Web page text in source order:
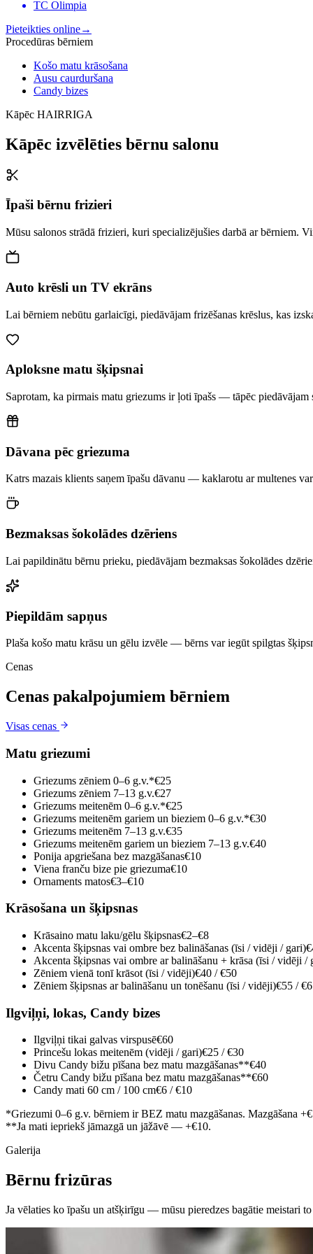
TC Olimpia
Pieteikties online→
Procedūras bērniem
Košo matu krāsošana
Ausu caurduršana
Candy bizes
Kāpēc HAIRRIGA
Kāpēc izvēlēties bērnu salonu
Īpaši bērnu frizieri
Mūsu salonos strādā frizieri, kuri specializējušies darbā ar bērniem.
Auto krēsli un TV ekrāns
Lai bērniem nebūtu garlaicīgi, piedāvājam frizēšanas krēslus, kas
Aploksne matu šķipsnai
Saprotam, ka pirmais matu griezums ir ļoti īpašs — tāpēc
Dāvana pēc griezuma
Katrs mazais klients saņem īpašu dāvanu — kaklarotu ar multenes
Bezmaksas šokolādes dzēriens
Lai papildinātu bērnu prieku, piedāvājam bezmaksas šokolādes
Piepildām sapņus
Plaša košo matu krāsu un gēlu izvēle — bērns var iegūt spilgtas
Cenas
Cenas pakalpojumiem bērniem
Visas cenas
Matu griezumi
Griezums zēniem 0–6 g.v.*€25
Griezums zēniem 7–13 g.v.€27
Griezums meitenēm 0–6 g.v.*€25
Griezums meitenēm gariem un bieziem 0–6 g.v.*€30
Griezums meitenēm 7–13 g.v.€35
Griezums meitenēm gariem un bieziem 7–13 g.v.€40
Ponija apgriešana bez mazgāšanas€10
Viena franču bize pie griezuma€10
Ornaments matos€3–€10
Krāsošana un šķipsnas
Krāsaino matu laku/gēlu šķipsnas€2–€8
Akcenta šķipsnas vai ombre bez balināšanas (īsi / vidēji / gari)
Akcenta šķipsnas vai ombre ar balināšanu + krāsa (īsi / vidēji /
Zēniem vienā tonī krāsot (īsi / vidēji)€40 / €50
Zēniem šķipsnas ar balināšanu un tonēšanu (īsi / vidēji)€55 /
Ilgviļņi, lokas, Candy bizes
Ilgviļņi tikai galvas virspusē€60
Princešu lokas meitenēm (vidēji / gari)€25 / €30
Divu Candy bižu pīšana bez matu mazgāšanas**€40
Četru Candy bižu pīšana bez matu mazgāšanas**€60
Candy mati 60 cm / 100 cm€6 / €10
*Griezumi 0–6 g.v. bērniem ir BEZ matu mazgāšanas. Mazgāšana
**Ja mati iepriekš jāmazgā un jāžāvē — +€10.
Galerija
Bērnu frizūras
Ja vēlaties ko īpašu un atšķirīgu — mūsu pieredzes bagātie meistari to